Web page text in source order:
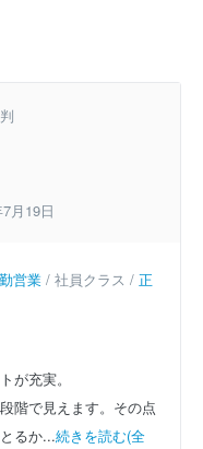
月19日
営業 / 社員クラス / 正
が充実。
階で見えます。その点
るか...続きを読む(全